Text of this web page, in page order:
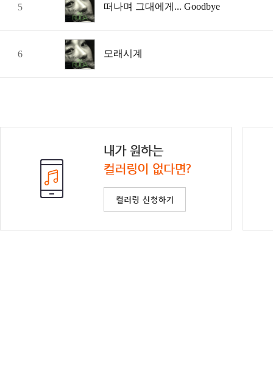
5 떠나며 그대에게... Goodbye
6 모래시계